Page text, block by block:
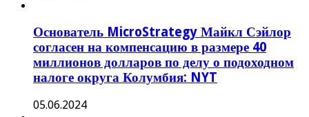
Основатель MicroStrategy Майкл Сэйлор
согласен на компенсацию в размере 40
миллионов долларов по делу о подоходном
налоге округа Колумбия: NYT
05.06.2024